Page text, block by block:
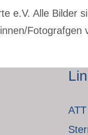
e.V. Alle Bilder
Fotografgen
ATT